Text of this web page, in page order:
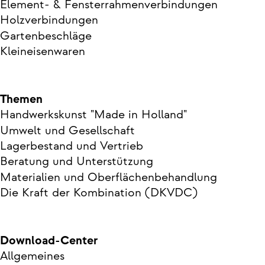
Element- & Fensterrahmenverbindungen
Holzverbindungen
Gartenbeschläge
Kleineisenwaren
Themen
Handwerkskunst "Made in Holland"
Umwelt und Gesellschaft
Lagerbestand und Vertrieb
Beratung und Unterstützung
Materialien und Oberflächenbehandlung
Die Kraft der Kombination (DKVDC)
Download-Center
Allgemeines